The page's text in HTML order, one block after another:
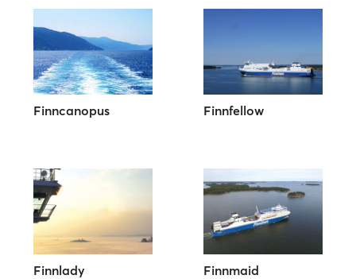
Finncanopus Finnfellow
Finnlady Finnmaid